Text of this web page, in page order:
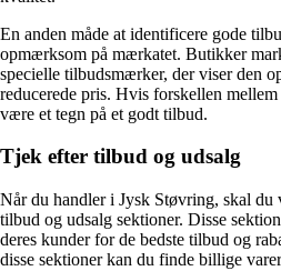
En anden måde at identificere gode
opmærksom på mærkatet. Butikker
specielle tilbudsmærker, der viser den
reducerede pris. Hvis forskellen
være et tegn på et godt tilbud.
Tjek efter tilbud og udsalg
Når du handler i Jysk Støvring, skal
tilbud og udsalg sektioner. Disse
deres kunder for de bedste tilbud og
disse sektioner kan du finde billige